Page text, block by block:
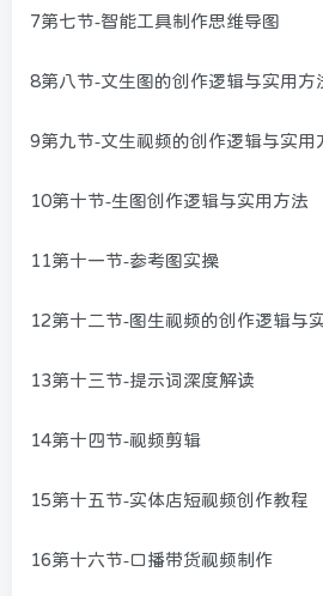
7第七节-智能工具制作思维导图
8第八节-文生图的创作逻辑与实用方
9第九节-文生视频的创作逻辑与实用
10第十节-生图创作逻辑与实用方法
11第十一节-参考图实操
12第十二节-图生视频的创作逻辑与
13第十三节-提示词深度解读
14第十四节-视频剪辑
15第十五节-实体店短视频创作教程
16第十六节-口播带货视频制作